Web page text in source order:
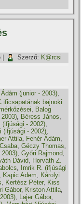
Szerző: K@rcsi
Ádám (junior - 2003),
ificsapatának bajnoki
, Balog
, Béress János,
(ifjúsági - 2002),
(ifjúsági - 2002),
Attila, Fehér Ádám,
,Géczy Thomas,
2003),Győri Rajmond,
Dávid, Horváth Z.
,
Imrik R. (ifjúsági
Kapic Adem, Károlyi
, Kertész Péter, Kiss
Gábor, Kriston Attila,
, Lajer Gábor,